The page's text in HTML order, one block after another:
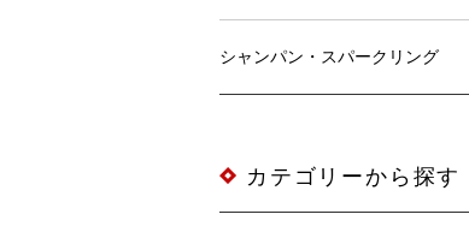
シャンパン・スパークリング
カテゴリーから探す